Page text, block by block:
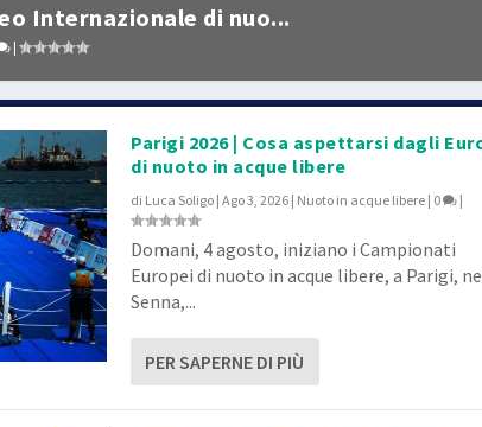
Internazionale di nuo...
|
Parigi 2026 | Cosa aspettarsi dagli
di nuoto in acque libere
di Luca Soligo | Ago 3, 2026 | Nuoto in acque libere | 0 |
Domani, 4 agosto, iniziano i Campionati
Europei di nuoto in acque libere, a Parigi,
Senna,...
PER SAPERNE DI PIÙ